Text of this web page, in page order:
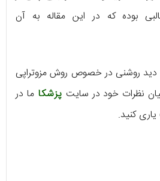
بوده که در این مقاله به آن
دید روشنی در خصوص روش مزوتراپی
بیان نظرات خود در سایت پزشکاما در
کنید.